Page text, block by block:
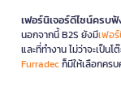
เฟอร์นิเจอร์ดีไซน์ครบ
นอกจากนี้ B2S ยังมีเฟอ
และที่ทำงาน ไม่ว่าจะเป็น
Furradecก็มีให้เลือกคร